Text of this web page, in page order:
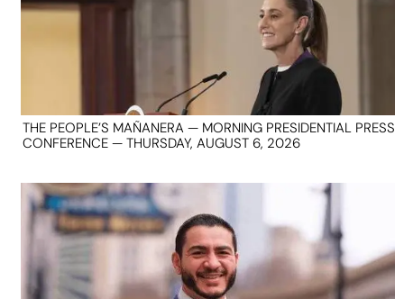
THE PEOPLE’S MAÑANERA — MORNING PRESIDENTIAL PRESS
CONFERENCE — THURSDAY, AUGUST 6, 2026